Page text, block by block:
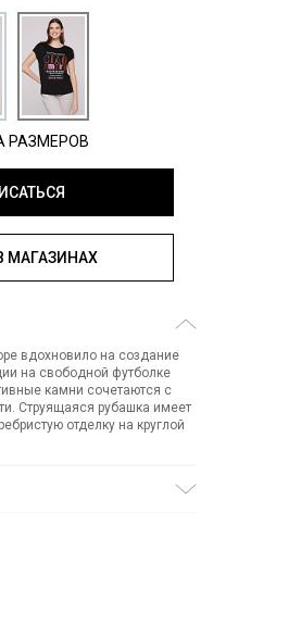
РАЗМЕРОВ
МАГАЗИНАХ
вдохновило на создание
на свободной футболке
камни сочетаются с
Струящаяся рубашка имеет
отделку на круглой